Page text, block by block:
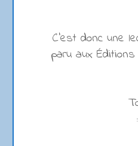
C'est donc une
paru aux